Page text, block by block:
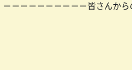
＝＝＝＝＝＝＝＝＝皆さんか